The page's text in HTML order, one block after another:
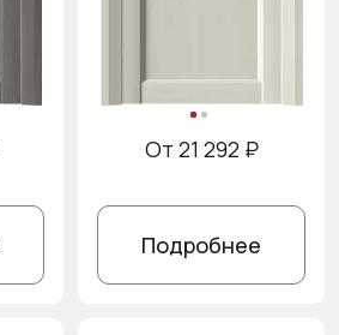
От 21 292 ₽
Подробнее